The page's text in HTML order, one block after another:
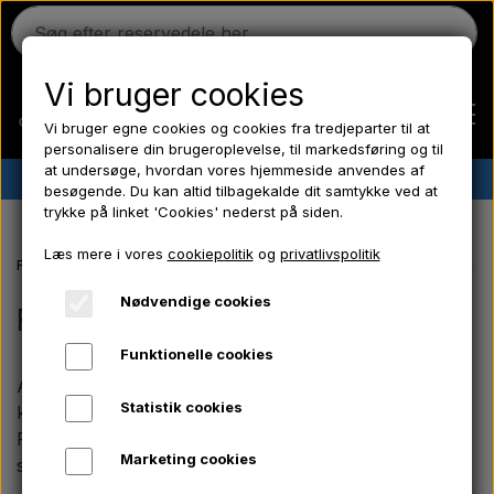
Ferguson
Massey Ferguson
✔︎ Dansk lager✔︎ Hurtig levering ✔︎ Lave priser
Forside Massey Ferguson reservedele MF 65 reservedele
Fortøj & Styretøj
Aparts tilbyder et bredt udvalg af reservedele og
komponenter til fortøj og styretøj på din Massey
Ferguson 65, så du kan genskabe en præcis og stabil
styring på veterantraktoren.
Vi bruger cookies
Vi bruger egne cookies og cookies fra tredjeparter til at
personalisere din brugeroplevelse, til markedsføring og til
at undersøge, hvordan vores hjemmeside anvendes af
besøgende. Du kan altid tilbagekalde dit samtykke ved at
trykke på linket 'Cookies' nederst på siden.
Læs mere i vores cookiepolitikog privatlivspolitik
Nødvendige cookies
Funktionelle cookies
Statistik cookies
Marketing cookies